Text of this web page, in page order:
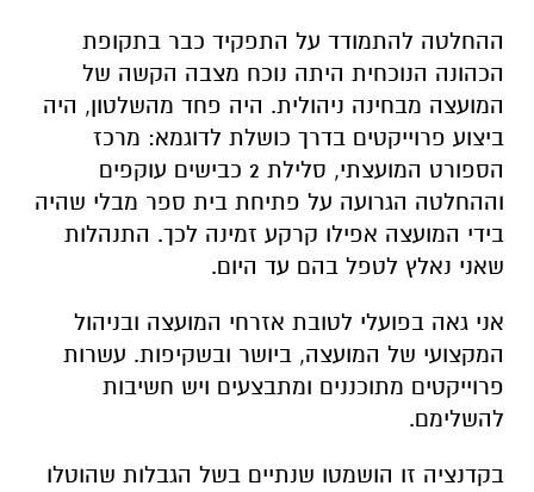
ההחלטה להתמודד על התפקיד כבר בתקופת
הכהונה הנוכחית היתה נוכח מצבה הקשה של
המועצה מבחינה ניהולית. היה פחד מהשלטון, היה
ביצוע פרוייקטים בדרך כושלת לדוגמא: מרכז
הספורט המועצתי, סלילת 2 כבישים עוקפים
וההחלטה הגרועה על פתיחת בית ספר מבלי שהיה
בידי המועצה אפילו קרקע זמינה לכך. התנהלות
שאני נאלץ לטפל בהם עד היום.
אני גאה בפועלי לטובת אזרחי המועצה ובניהול
המקצועי של המועצה, ביושר ובשקיפות. עשרות
פרוייקטים מתוכננים ומתבצעים ויש חשיבות
להשלימם.
בקדנציה זו הושמטו שנתיים בשל הגבלות שהוטלו